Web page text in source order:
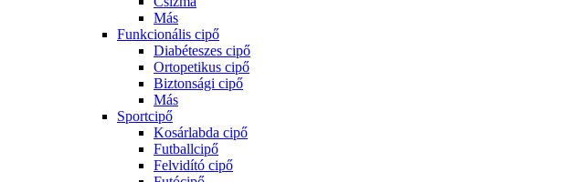
Más
Funkcionális cipő
Diabéteszes cipő
Ortopetikus cipő
Biztonsági cipő
Más
Sportcipő
Kosárlabda cipő
Futballcipő
Felvidító cipő